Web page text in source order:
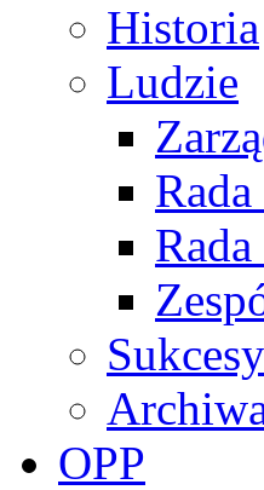
Historia
Ludzie
Sukcesy
OPP